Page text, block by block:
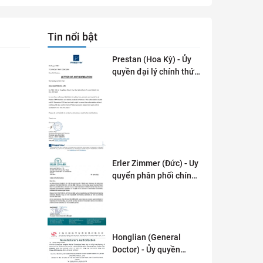
Tin nổi bật
Prestan (Hoa Kỳ) - Ủy
quyền đại lý chính thức
Erler Zimmer (Đức) - Uy
quyển phân phối chính
Honglian (General
Doctor) - Ủy quyền